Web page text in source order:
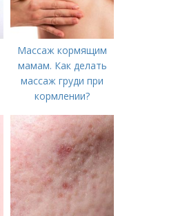
Массаж кормящим
мамам. Как делать
массаж груди при
кормлении?